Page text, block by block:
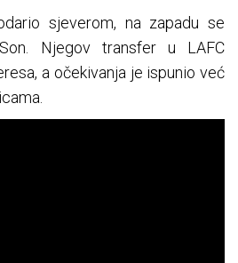
sjeverom, na zapadu se
Njegov transfer u LAFC
a očekivanja je ispunio već